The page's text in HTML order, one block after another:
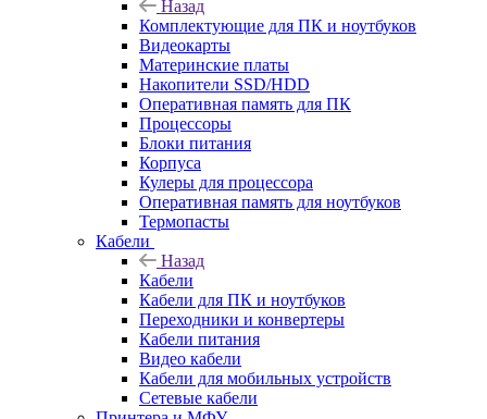
Назад
Комплектующие для ПК и ноутбуков
Видеокарты
Материнские платы
Накопители SSD/HDD
Оперативная память для ПК
Процессоры
Блоки питания
Корпуса
Кулеры для процессора
Оперативная память для ноутбуков
Термопасты
Кабели
Назад
Кабели
Кабели для ПК и ноутбуков
Переходники и конвертеры
Кабели питания
Видео кабели
Кабели для мобильных устройств
Сетевые кабели